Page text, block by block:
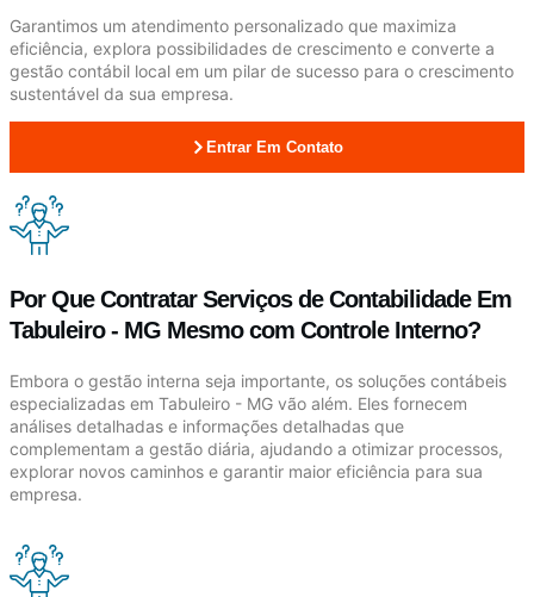
Garantimos um atendimento personalizado que maximiza
eficiência, explora possibilidades de crescimento e converte a
gestão contábil local em um pilar de sucesso para o crescimento
sustentável da sua empresa.
Entrar Em Contato
Por Que Contratar Serviços de Contabilidade Em
Tabuleiro - MG Mesmo com Controle Interno?
Embora o gestão interna seja importante, os soluções contábeis
especializadas em Tabuleiro - MG vão além. Eles fornecem
análises detalhadas e informações detalhadas que
complementam a gestão diária, ajudando a otimizar processos,
explorar novos caminhos e garantir maior eficiência para sua
empresa.